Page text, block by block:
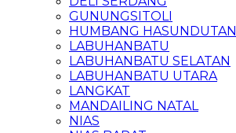
GUNUNGSITOLI
HUMBANG HASUNDUTAN
LABUHANBATU
LABUHANBATU SELATAN
LABUHANBATU UTARA
LANGKAT
MANDAILING NATAL
NIAS